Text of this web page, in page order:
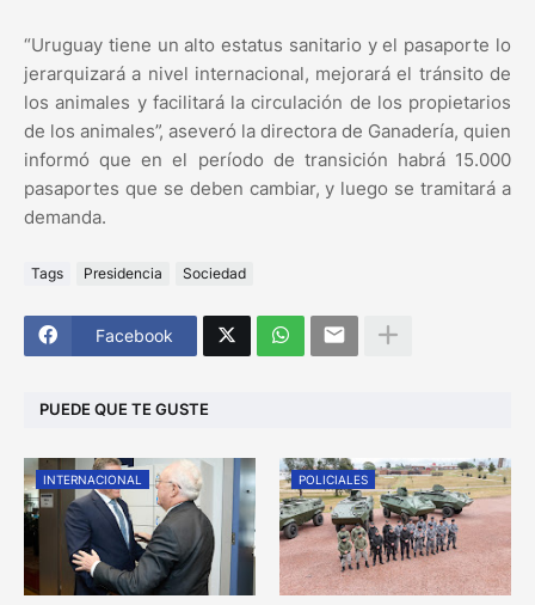
“Uruguay tiene un alto estatus sanitario y el pasaporte lo
jerarquizará a nivel internacional, mejorará el tránsito de
los animales y facilitará la circulación de los propietarios
de los animales”, aseveró la directora de Ganadería, quien
informó que en el período de transición habrá 15.000
pasaportes que se deben cambiar, y luego se tramitará a
demanda.
Tags Presidencia Sociedad
Facebook
PUEDE QUE TE GUSTE
INTERNACIONAL POLICIALES